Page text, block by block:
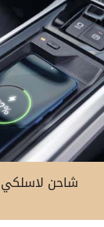
شاحن لاسلكي